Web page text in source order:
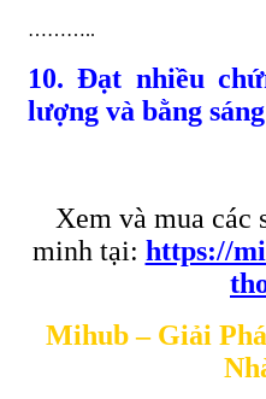
………..
10. Đạt nhiều
lượng và bằng
Xem và mua các
minh tại: https://
Mihub – Giải